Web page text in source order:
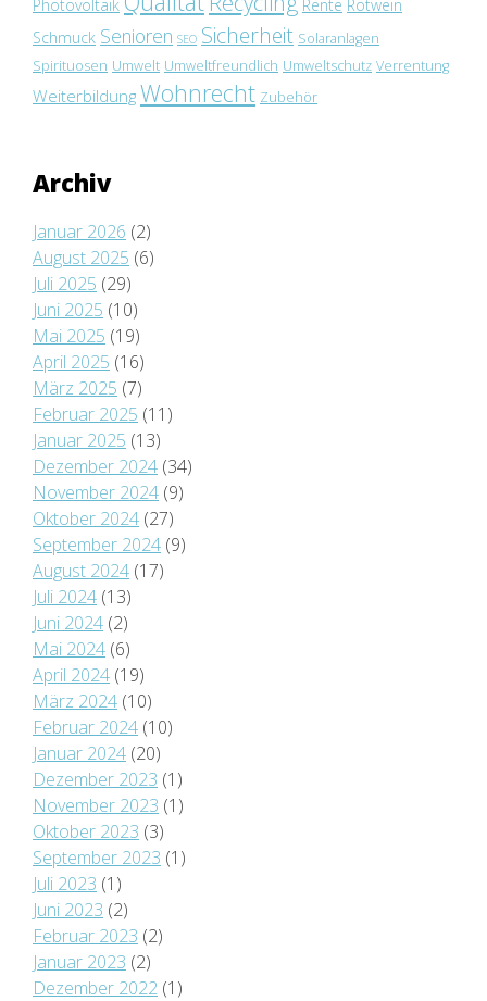
Photovoltaik Rente Rotwein
Schmuck Senioren SEO Sicherheit Solaranlagen
Spirituosen Umwelt Umweltfreundlich Umweltschutz Verrentung
Weiterbildung Wohnrecht Zubehör
Archiv
Januar 2026 (2)
August 2025 (6)
Juli 2025 (29)
Juni 2025 (10)
Mai 2025 (19)
April 2025 (16)
März 2025 (7)
Februar 2025 (11)
Januar 2025 (13)
Dezember 2024 (34)
November 2024 (9)
Oktober 2024 (27)
September 2024 (9)
August 2024 (17)
Juli 2024 (13)
Juni 2024 (2)
Mai 2024 (6)
April 2024 (19)
März 2024 (10)
Februar 2024 (10)
Januar 2024 (20)
Dezember 2023 (1)
November 2023 (1)
Oktober 2023 (3)
September 2023 (1)
Juli 2023 (1)
Juni 2023 (2)
Februar 2023 (2)
Januar 2023 (2)
Dezember 2022 (1)